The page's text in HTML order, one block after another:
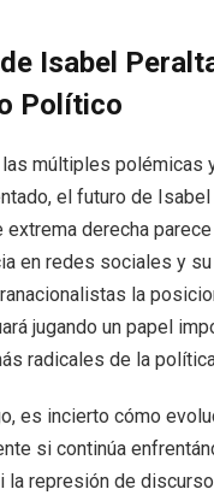
Isabel
Político
múltiples polémicas
el futuro de
extrema derecha
en redes sociales y
la
jugando un papel
radicales de la
es incierto cómo
si continúa
la represión de